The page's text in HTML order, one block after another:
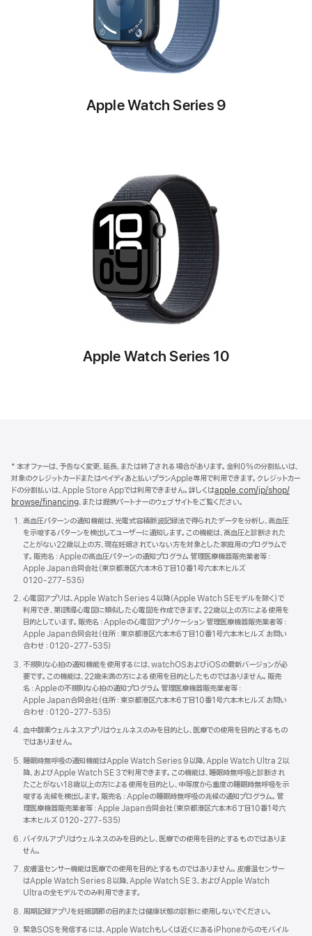
Apple Watch Series 9
し
Apple Watch Series 10
* 本オファーは、予告なく変更、延長、または終了される場合があります。金利0%の分割払いは、
対象のクレジットカードまたはペイディあと払いプランApple専用で利用できます。クレジットカー
ドの分割払いは、Apple Store Appでは利用できません。詳しくはapple.com/jp/shop/
browse/financing、または提携パートナーのウェブサイトをご覧くださ い 。
高血圧パターンの通知機能は、光電式容積脈波記録法で得られたデータを分析し、高血圧
を示唆するパターンを検出してユーザーに通知します。この機能は、高血圧と診断された
ことがない22歳以上の方、現在妊娠されていない方を対象とした家庭用のプログラムで
す。販売名：Appleの高血圧パターンの通知プログラム 管理医療機器販売業者等：
Apple Japan合同会社（東京都港区六本木6丁目10番1号六本木ヒルズ
0120-277-535）
心電図アプリは、Apple Watch Series 4以降（Apple Watch SEモデルを除く）で
利用でき、第I誘導心電図に類似した心電図を作成できます。22歳以上の方による使用を
目的としています。販売名：Appleの心電図アプリケーション 管理医療機器販売業者等：
Apple Japan合同会社（住所：東京都港区六本木6丁目10番1号六本木ヒルズ お問い
合わせ：0120-277-5 3 5）
不規則な心拍の通知機能を使用するには、watchOSおよびiOSの最新バージョンが必
要です。この機能は、22歳未満の方による使用を目的としたものではありません。販売
名：Appleの不規則な心拍の通知プログラム 管理医療機器販売業者等：
Apple Japan合同会社（住所：東京都港区六本木6丁目10番1号六本木ヒルズ お問い
合わせ：0120-277-535）
血中酸素ウェルネスアプリはウェルネスのみを目的とし、医療での使用を目的とするもの
ではありませ ん 。
睡眠時無呼吸の通知機能はApple Watch Series 9以降、Apple Watch Ultra 2以
降、およびApple Watch SE 3で利用できます。この機能は、睡眠時無呼吸と診断され
たことがない18歳以上の方による使用を目的とし、中等度から重度の睡眠時無呼吸を示
唆する兆候を検出します。販売名：Appleの睡眠時無呼吸の兆候の通知プログラム。管
理医療機器販売業者等：Apple Japan合同会社（東京都港区六本木6丁目10番1号六
本木ヒルズ 0120-277-5 3 5 ）
バイタルアプリはウェルネスのみを目的とし、医療での使用を目的とするものではありま
せ ん 。
皮膚温センサー機能は医療での使用を目的とするものではありません。皮膚温センサー
はApple Watch Series 8以降、Apple Watch SE 3、およびApple Watch
Ultraの全モデルでのみ利用できま す 。
周期記録アプリを妊娠調節の目的または健康状態の診断に使用しないでくださ い 。
緊急SOSを発信するには、Apple Watchもしくは近くにあるiPhoneからのモバイル